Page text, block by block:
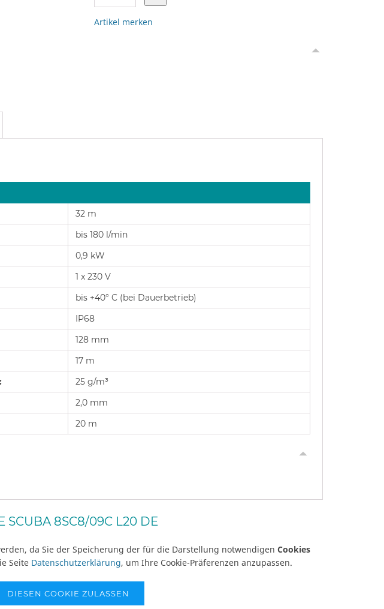
Artikel merken
32 m
bis 180 l/min
0,9 kW
1 x 230 V
bis +40° C (bei Dauerbetrieb)
IP68
128 mm
17 m
25 g/m³
2,0 mm
20 m
SCUBA 8SC8/09C L20 DE
da Sie der Speicherung der für die Darstellung notwendigen Cookies
Seite Datenschutzerklärung, um Ihre Cookie-Präferenzen anzupassen.
DIESEN COOKIE ZULASSEN